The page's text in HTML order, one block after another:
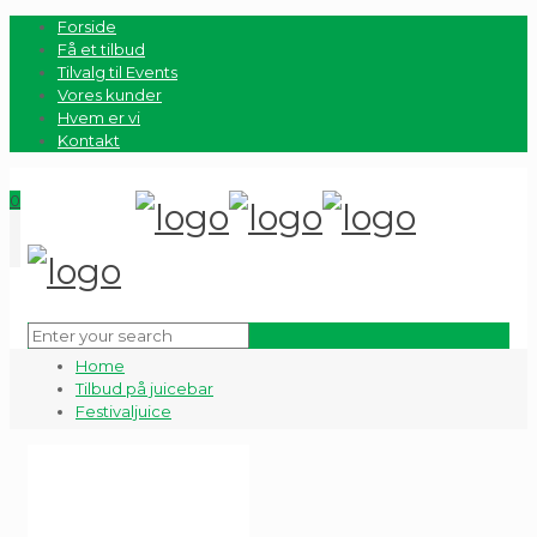
Forside
Få et tilbud
Tilvalg til Events
Vores kunder
Hvem er vi
Kontakt
0
Home
Tilbud på juicebar
Festivaljuice